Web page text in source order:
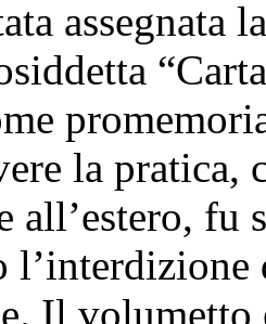
assegnata
la pratica,
all’estero, fu
l’interdizione
Il volumetto